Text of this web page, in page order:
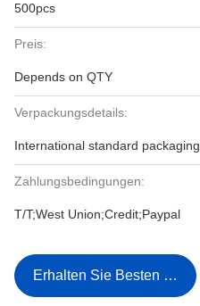
500pcs
Preis:
Depends on QTY
Verpackungsdetails:
International standard packaging
Zahlungsbedingungen:
T/T;West Union;Credit;Paypal
Erhalten Sie Besten Preis